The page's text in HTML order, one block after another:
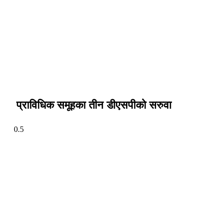
प्राविधिक समूहका तीन डीएसपीको सरुवा